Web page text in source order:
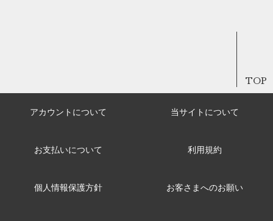
TOP
アカウントについて 当サイトについて
お支払いについて 利用規約
個人情報保護方針 お客さまへのお願い